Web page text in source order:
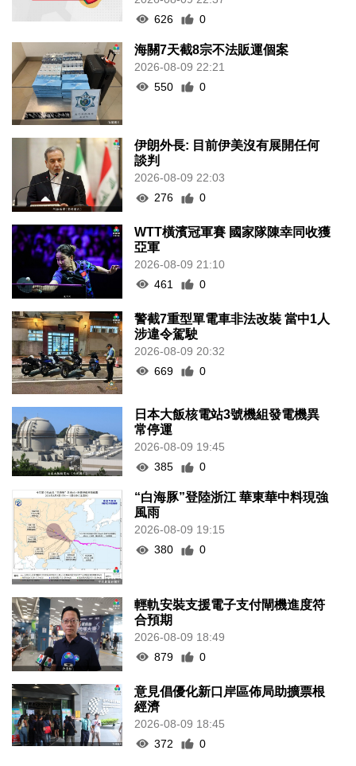
626
0
海關7天截8宗不法販運個案
2026-08-09 22:21
550
0
伊朗外長: 目前伊美沒有展開任何
談判
2026-08-09 22:03
276
0
WTT橫濱冠軍賽 國家隊陳幸同收獲
亞軍
2026-08-09 21:10
461
0
警截7重型單電車非法改裝 當中1人
涉違令駕駛
2026-08-09 20:32
669
0
日本大飯核電站3號機組發電機異
常停運
2026-08-09 19:45
385
0
“白海豚”登陸浙江 華東華中料現強
風雨
2026-08-09 19:15
380
0
輕軌安裝支援電子支付閘機進度符
合預期
2026-08-09 18:49
879
0
意見倡優化新口岸區佈局助擴票根
經濟
2026-08-09 18:45
372
0